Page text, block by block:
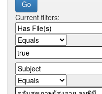
Current filters: